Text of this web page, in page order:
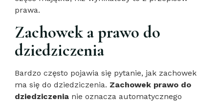
prawa.
Zachowek a prawo do
dziedziczenia
Bardzo często pojawia się pytanie, jak zachowek
ma się do dziedziczenia. Zachowek prawo do
dziedziczenia nie oznacza automatycznego